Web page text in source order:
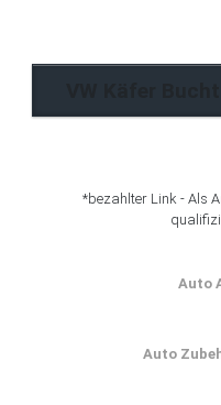
*bezahlter Link - Als
Auto
Auto